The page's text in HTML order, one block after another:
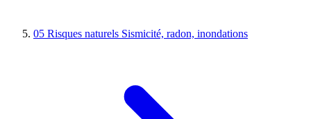
05 Risques naturels Sismicité, radon, inondations